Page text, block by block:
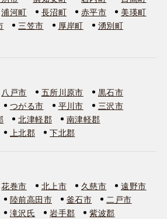
浦河町 長沼町 赤平市
美瑛町
三笠市 厚岸町
湧別町
八戸市 五所川原市
黒石市
つがる市 平川市
三沢市
北津軽郡
南津軽郡
上北郡 下北郡
花巻市 北上市 久慈市
遠野市
陸前高田市 釜石市
二戸市
滝沢氏 岩手郡
紫波郡